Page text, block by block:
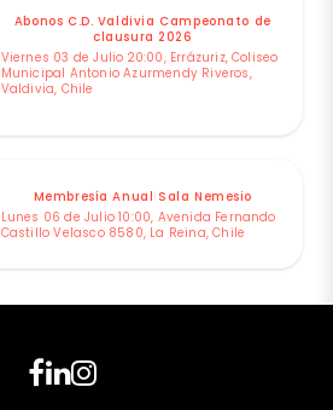
Abonos C.D. Valdivia Campeonato de
clausura 2026
Viernes 03 de Julio 20:00, Errázuriz, Coliseo
Municipal Antonio Azurmendy Riveros,
Valdivia, Chile
Membresía Anual Sala Nemesio
Lunes 06 de Julio 10:00, Avenida Fernando
Castillo Velasco 8580, La Reina, Chile